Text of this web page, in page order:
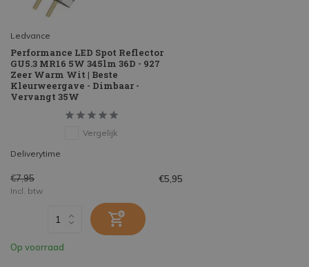
Ledvance
Performance LED Spot Reflector
GU5.3 MR16 5W 345lm 36D - 927
Zeer Warm Wit | Beste
Kleurweergave - Dimbaar -
Vervangt 35W
Vergelijk
Deliverytime
€7,95 €5,95
Incl. btw
Op voorraad